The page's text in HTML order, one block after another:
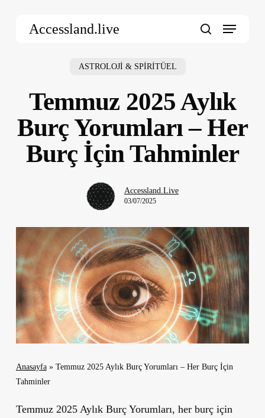
Accessland.live Menu
ASTROLOJİ & SPİRİTÜEL
Temmuz 2025 Aylık
Burç Yorumları – Her
Burç İçin Tahminler
Accessland.Live
03/07/2025
Anasayfa» Temmuz 2025 Aylık Burç Yorumları – Her Burç İçin
Tahminler
Temmuz 2025 Aylık Burç Yorumları, her burç için